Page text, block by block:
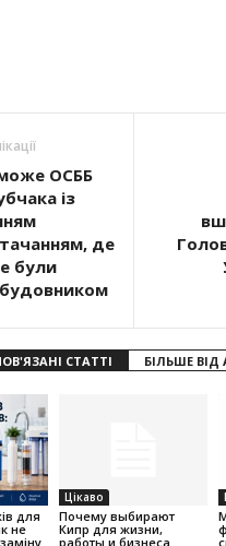
ОСББ
із
де
були
СТАТТІ БІЛЬШЕ ВІД
для
не
Цікаво
Почему выбирают
Кипр для жизни,
работы и бизнеса